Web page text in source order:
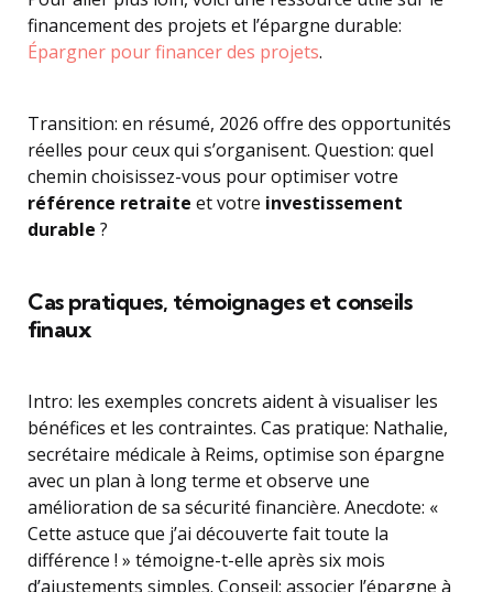
financement des projets et l’épargne durable:
Épargner pour financer des projets.
Transition: en résumé, 2026 offre des opportunités
réelles pour ceux qui s’organisent. Question: quel
chemin choisissez-vous pour optimiser votre
référence retraite et votre investissement
durable ?
Cas pratiques, témoignages et conseils
finaux
Intro: les exemples concrets aident à visualiser les
bénéfices et les contraintes. Cas pratique: Nathalie,
secrétaire médicale à Reims, optimise son épargne
avec un plan à long terme et observe une
amélioration de sa sécurité financière. Anecdote: «
Cette astuce que j’ai découverte fait toute la
différence ! » témoigne-t-elle après six mois
d’ajustements simples. Conseil: associer l’épargne à